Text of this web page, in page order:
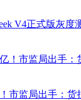
V4正式版灰度
市监局出手：货